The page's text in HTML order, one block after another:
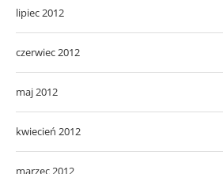
lipiec 2012
czerwiec 2012
maj 2012
kwiecień 2012
marzec 2012